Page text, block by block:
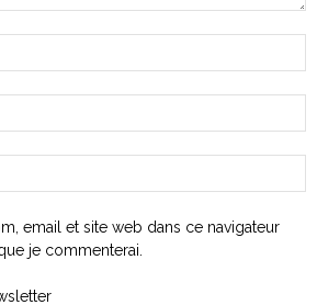
email et site web dans ce navigateur
je commenterai.